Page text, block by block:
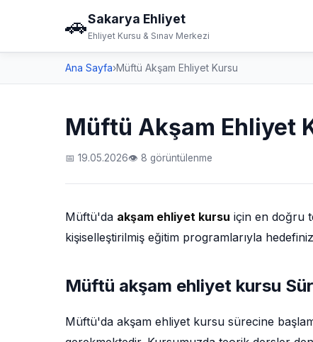
🚗Sakarya Ehliyet
Ehliyet Kursu & Sınav Merkezi
Ana Sayfa›Müftü Akşam Ehliyet Kursu
Müftü Akşam Ehliyet
📅 19.05.2026👁 8 görüntülenme
Müftü'da akşam ehliyet kursu için en doğru
kişiselleştirilmiş eğitim programlarıyla
Müftü akşam ehliyet kursu
Müftü'da akşam ehliyet kursu sürecine